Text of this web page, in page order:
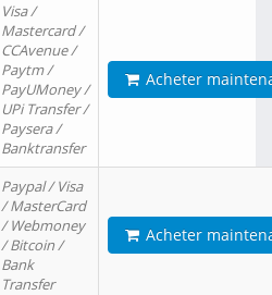
Visa /
Mastercard /
CCAvenue /
Paytm /
PayUMoney /
UPi Transfer /
Paysera /
Banktransfer
Acheter
Paypal / Visa
/ MasterCard
/ Webmoney
/ Bitcoin /
Bank
Transfer
Acheter